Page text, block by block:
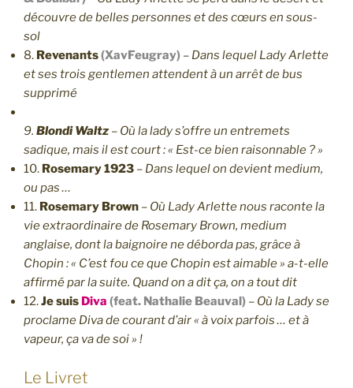
découvre de belles personnes et des cœurs en sous-
sol
8. Revenants(XavFeugray) – Dans lequel Lady Arlette
et ses trois gentlemen attendent à un arrêt de bus
supprimé
9. Blondi Waltz – Où la lady s’offre un entremets
sadique, mais il est court : « Est-ce bien raisonnable ? »
10. Rosemary 1923 – Dans lequel on devient medium,
ou pas …
11. Rosemary Brown – Où Lady Arlette nous raconte la
vie extraordinaire de Rosemary Brown, medium
anglaise, dont la baignoire ne déborda pas, grâce à
Chopin : « C’est fou ce que Chopin est aimable » a-t-elle
affirmé par la suite. Quand on a dit ça, on a tout dit
12.Je suis Diva (feat. Nathalie Beauval) – Où la Lady se
proclame Diva de courant d’air « à voix parfois … et à
vapeur, ça va de soi » !
Le Livret